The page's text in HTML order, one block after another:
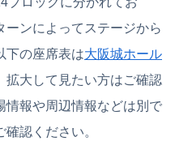
ーンによってステージから
下の座席表は大阪城ホール
拡大して見たい方はご確認
情報や周辺情報などは別で
確認ください。